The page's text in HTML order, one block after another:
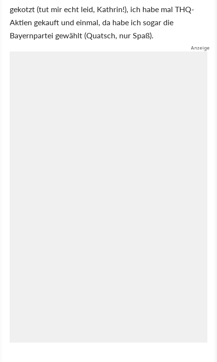
gekotzt (tut mir echt leid, Kathrin!), ich habe mal THQ-
Aktien gekauft und einmal, da habe ich sogar die
Bayernpartei gewählt (Quatsch, nur Spaß).